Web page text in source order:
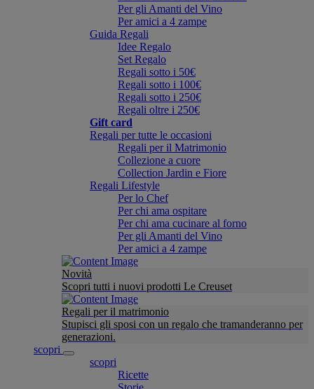
Per gli Amanti del Vino
Per amici a 4 zampe
Guida Regali
Idee Regalo
Set Regalo
Regali sotto i 50€
Regali sotto i 100€
Regali sotto i 250€
Regali oltre i 250€
Gift card
Regali per tutte le occasioni
Regali per il Matrimonio
Collezione a cuore
Collection Jardin e Fiore
Regali Lifestyle
Per lo Chef
Per chi ama ospitare
Per chi ama cucinare al forno
Per gli Amanti del Vino
Per amici a 4 zampe
Novità
Scopri tutti i nuovi prodotti Le Creuset
Regali per il matrimonio
Stupisci gli sposi con un regalo che tramanderanno per
generazioni.
scopri
scopri
Ricette